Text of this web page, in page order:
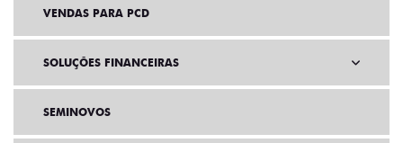
VENDAS PARA PCD
SOLUÇÕES FINANCEIRAS
SEMINOVOS